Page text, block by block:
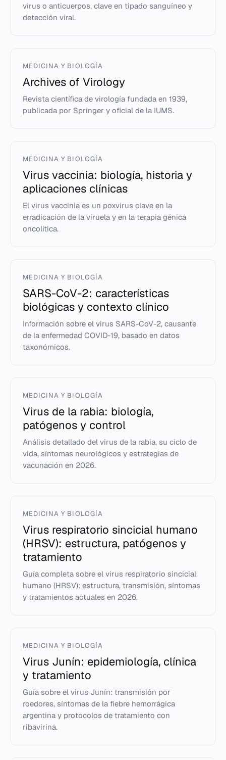
virus o anticuerpos, clave en tipado sanguíneo y
detección viral.
MEDICINA Y BIOLOGÍA
Archives of Virology
Revista científica de virología fundada en 1939,
publicada por Springer y oficial de la IUMS.
MEDICINA Y BIOLOGÍA
Virus vaccinia: biología, historia y
aplicaciones clínicas
El virus vaccinia es un poxvirus clave en la
erradicación de la viruela y en la terapia génica
oncolítica.
MEDICINA Y BIOLOGÍA
SARS-CoV-2: características
biológicas y contexto clínico
Información sobre el virus SARS-CoV-2, causante
de la enfermedad COVID-19, basado en datos
taxonómicos.
MEDICINA Y BIOLOGÍA
Virus de la rabia: biología,
patógenos y control
Análisis detallado del virus de la rabia, su ciclo de
vida, síntomas neurológicos y estrategias de
vacunación en 2026.
MEDICINA Y BIOLOGÍA
Virus respiratorio sincicial humano
(HRSV): estructura, patógenos y
tratamiento
Guía completa sobre el virus respiratorio sincicial
humano (HRSV): estructura, transmisión, síntomas
y tratamientos actuales en 2026.
MEDICINA Y BIOLOGÍA
Virus Junín: epidemiología, clínica
y tratamiento
Guía sobre el virus Junín: transmisión por
roedores, síntomas de la fiebre hemorrágica
argentina y protocolos de tratamiento con
ribavirina.